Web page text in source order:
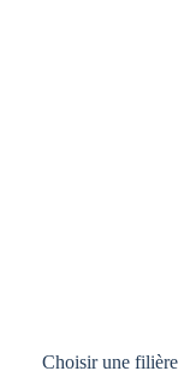
Choisir une filière